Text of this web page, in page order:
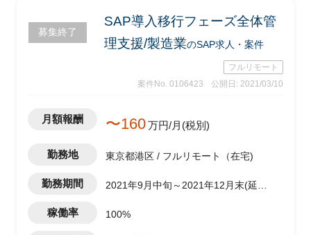
募集終了
SAP導入移行フェーズ全体管
理支援/製造業のSAP求人・案件
フルリモート
案件No. 0106423
公開日: 2021/03/10
月額報酬 〜160万円/月(税別)
勤務地 東京都港区 / フルリモート（在宅)
勤務期間
2021年9月中旬～2021年12月末(延長
稼働率 100%